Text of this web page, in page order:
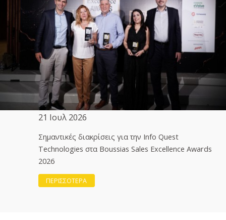
21 Ιουλ 2026
Σημαντικές διακρίσεις για την Info Quest
Technologies στα Boussias Sales Excellence Awards
2026
ΠΕΡΙΣΣΟΤΕΡΑ